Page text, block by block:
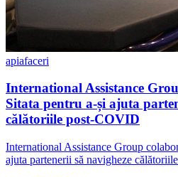
apiafaceri
International Assistance
Sitata pentru a-și ajuta
călătoriile post-COVID
International Assistance Group
ajuta partenerii să navigheze